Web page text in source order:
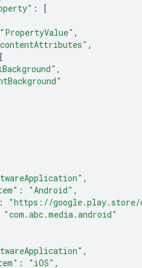
:
[
"PropertyValue" ,
,
[
,
,
: "Android" ,
:
"https://google.play.store/
"com.abc.media.android"
,
: "iOS" ,